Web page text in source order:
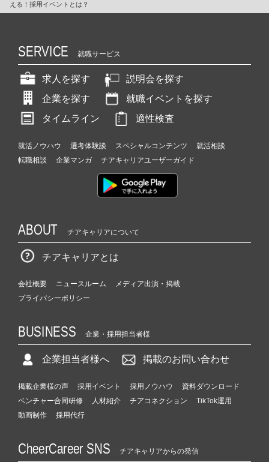
える！採用イベントとは？
SERVICE 就職サービス
求人を探す
説明会を探す
企業を探す
就職イベントを探す
タイムライン
適性検査
就活ノウハウ 選考体験談 スペシャルコンテンツ
就活相談
転職相談
企業マンガ チアキャリアユーザーガイド
ABOUT チアキャリアについて
チアキャリアとは
会社概要 ニュースルーム
メディア出演・掲載
プライバシーポリシー
BUSINESS 企業・採用担当者様
企業担当者様へ 掲載のお問い合わせ
掲載企業様の声 採用イベント 採用ノウハウ
資料ダウンロード
ベンチャー合同研修
人材紹介 チアコネクション
TikTok運用
動画制作
採用代行
CheerCareer SNS チアキャリアからの発信